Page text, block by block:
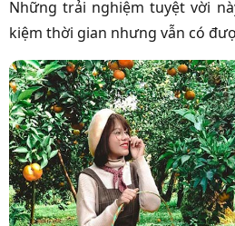
Những trải nghiệm tuyệt vời
kiệm thời gian nhưng vẫn có